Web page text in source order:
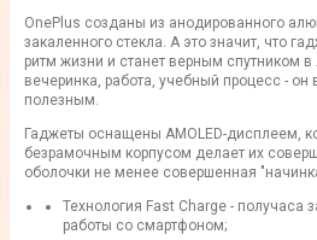
OnePlus созданы из анодированного
закаленного стекла. А это значит, что
ритм жизни и станет верным спутником
вечеринка, работа, учебный процесс -
полезным.
Гаджеты оснащены AMOLED-дисплеем,
безрамочным корпусом делает их
оболочки не менее совершенная
Технология Fast Charge - получаса
работы со смартфоном;